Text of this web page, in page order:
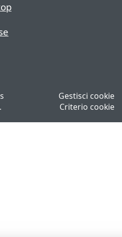
Gestisci cookie
Criterio cookie